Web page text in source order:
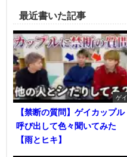
最近書いた記事
ゲイ
【禁断の質問】ゲイカップル
呼び出して色々聞いてみた
【雨とヒキ】